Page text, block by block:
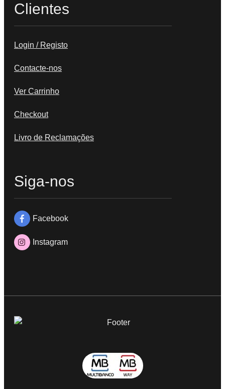
Clientes
Login / Registo
Contacte-nos
Ver Carrinho
Checkout
Livro de Reclamações
Siga-nos
Facebook
Instagram